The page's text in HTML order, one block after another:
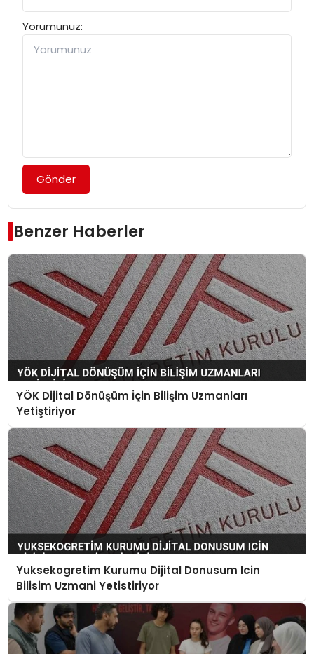
Yorumunuz:
Gönder
Benzer Haberler
YÖK Dijital Dönüşüm İçin Bilişim Uzmanları
Yetiştiriyor
Yuksekogretim Kurumu Dijital Donusum Icin
Bilisim Uzmani Yetistiriyor